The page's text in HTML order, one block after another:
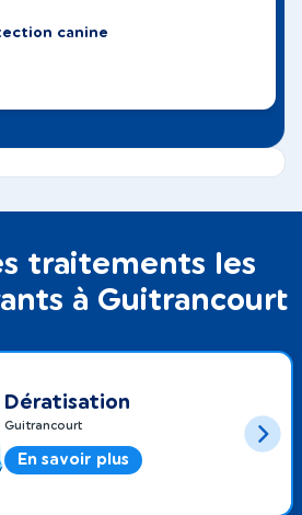
canine
traitements les
à Guitrancourt
Dératisation
Guitrancourt
En savoir plus